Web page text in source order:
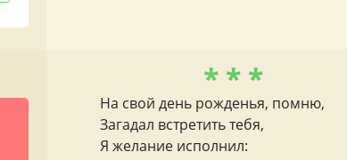
* * *
На свой день рожденья, помню,
Загадал встретить тебя,
Я желание исполнил: